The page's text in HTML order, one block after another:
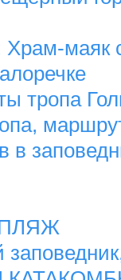
маяк
тропа
в